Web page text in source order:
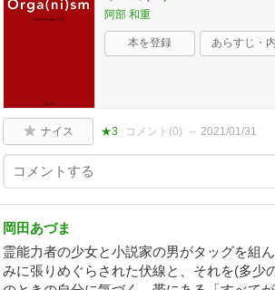
阿部 和重
本を登録 あらすじ・
ナイス ★3 コメント(0) 2021/01/31
岡田あづま
霊能力者の少女と小説家の男がタッグを組
みに張りめぐらされた伏線と、それを(多少